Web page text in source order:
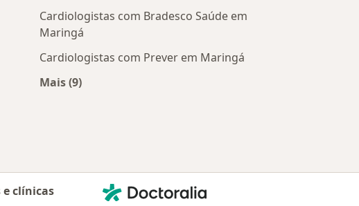
Cardiologistas com Bradesco Saúde em
Maringá
Cardiologistas com Prever em Maringá
Mais (9)
e clínicas Contato
Doctoralia - Homepage